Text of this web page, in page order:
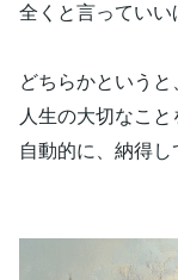
全くと言っていい
どちらかという
人生の大切なこ
自動的に、納得し